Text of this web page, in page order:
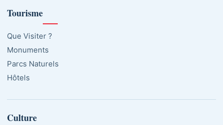
Tourisme
Que Visiter ?
Monuments
Parcs Naturels
Hôtels
Culture